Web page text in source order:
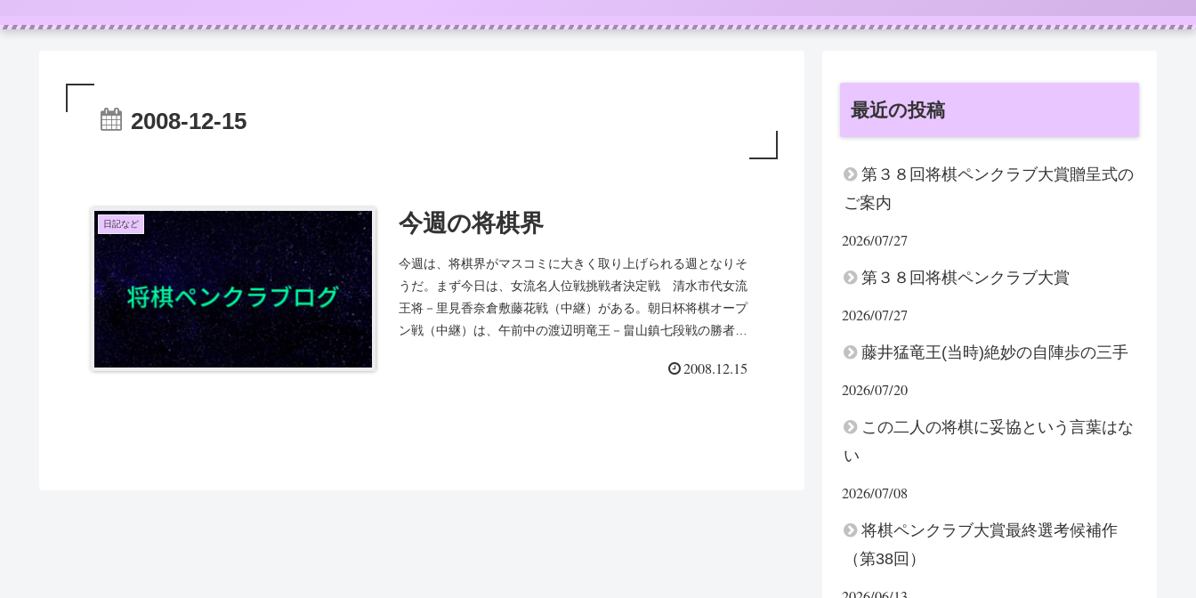
2008-12-15
日記など 今週の将棋界
今週は、将棋界がマスコミに大きく取り上げられる週となりそ
うだ。まず今日は、女流名人位戦挑戦者決定戦 清水市代女流
王将－里見香奈倉敷藤花戦（中継）がある。朝日杯将棋オープ
ン戦（中継）は、午前中の渡辺明竜王－畠山鎮七段戦の勝者が
2008.12.15
最近の投稿
第３８回将棋ペンクラブ大賞贈呈式の
ご案内
2026/07/27
第３８回将棋ペンクラブ大賞
2026/07/27
藤井猛竜王(当時)絶妙の自陣歩の三手
2026/07/20
この二人の将棋に妥協という言葉はな
い
2026/07/08
将棋ペンクラブ大賞最終選考候補作
（第38回）